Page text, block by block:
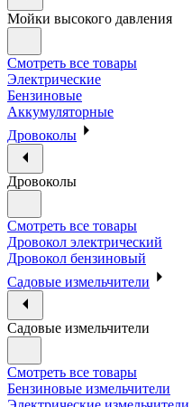
Мойки высокого давления
Смотреть все товары
Электрические
Бензиновые
Аккумуляторные
Дровоколы
Дровоколы
Смотреть все товары
Дровокол электрический
Дровокол бензиновый
Садовые измельчители
Садовые измельчители
Смотреть все товары
Бензиновые измельчители